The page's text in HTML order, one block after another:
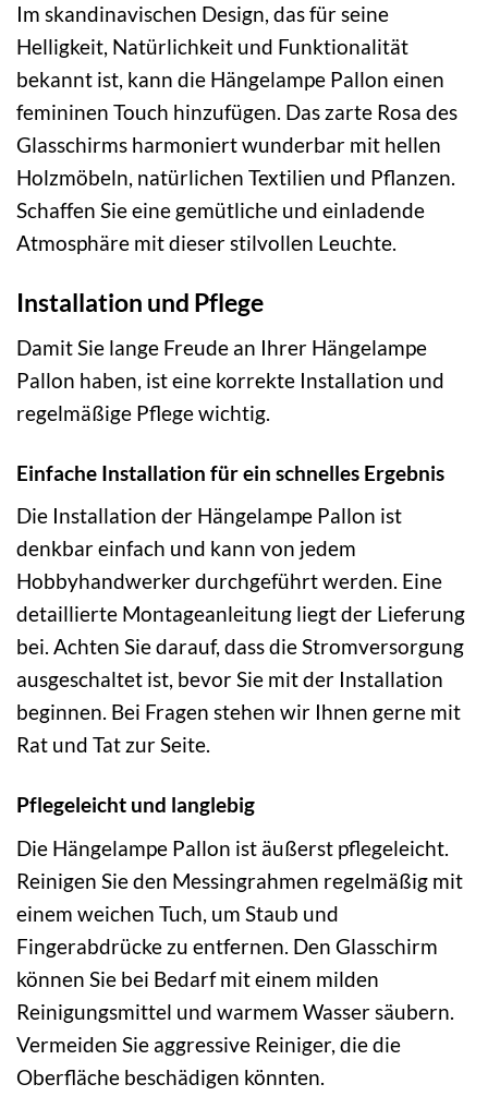
Im skandinavischen Design, das für seine
Helligkeit, Natürlichkeit und Funktionalität
bekannt ist, kann die Hängelampe Pallon einen
femininen Touch hinzufügen. Das zarte Rosa des
Glasschirms harmoniert wunderbar mit hellen
Holzmöbeln, natürlichen Textilien und Pflanzen.
Schaffen Sie eine gemütliche und einladende
Atmosphäre mit dieser stilvollen Leuchte.
Installation und Pflege
Damit Sie lange Freude an Ihrer Hängelampe
Pallon haben, ist eine korrekte Installation und
regelmäßige Pflege wichtig.
Einfache Installation für ein schnelles Ergebnis
Die Installation der Hängelampe Pallon ist
denkbar einfach und kann von jedem
Hobbyhandwerker durchgeführt werden. Eine
detaillierte Montageanleitung liegt der Lieferung
bei. Achten Sie darauf, dass die Stromversorgung
ausgeschaltet ist, bevor Sie mit der Installation
beginnen. Bei Fragen stehen wir Ihnen gerne mit
Rat und Tat zur Seite.
Pflegeleicht und langlebig
Die Hängelampe Pallon ist äußerst pflegeleicht.
Reinigen Sie den Messingrahmen regelmäßig mit
einem weichen Tuch, um Staub und
Fingerabdrücke zu entfernen. Den Glasschirm
können Sie bei Bedarf mit einem milden
Reinigungsmittel und warmem Wasser säubern.
Vermeiden Sie aggressive Reiniger, die die
Oberfläche beschädigen könnten.